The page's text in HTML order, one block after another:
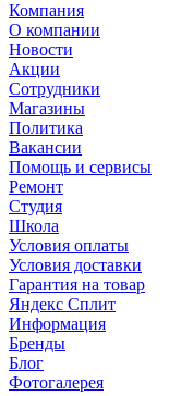
Компания
О компании
Новости
Акции
Сотрудники
Магазины
Политика
Вакансии
Помощь и сервисы
Ремонт
Студия
Школа
Условия оплаты
Условия доставки
Гарантия на товар
Яндекс Сплит
Информация
Бренды
Блог
Фотогалерея